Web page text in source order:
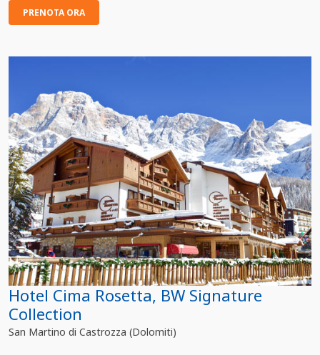
PRENOTA ORA
Hotel Cima Rosetta, BW Signature
Collection
San Martino di Castrozza (Dolomiti)